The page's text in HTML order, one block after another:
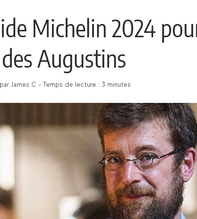
Michelin 2024
Augustins
James C - Temps de lecture : 3 minutes